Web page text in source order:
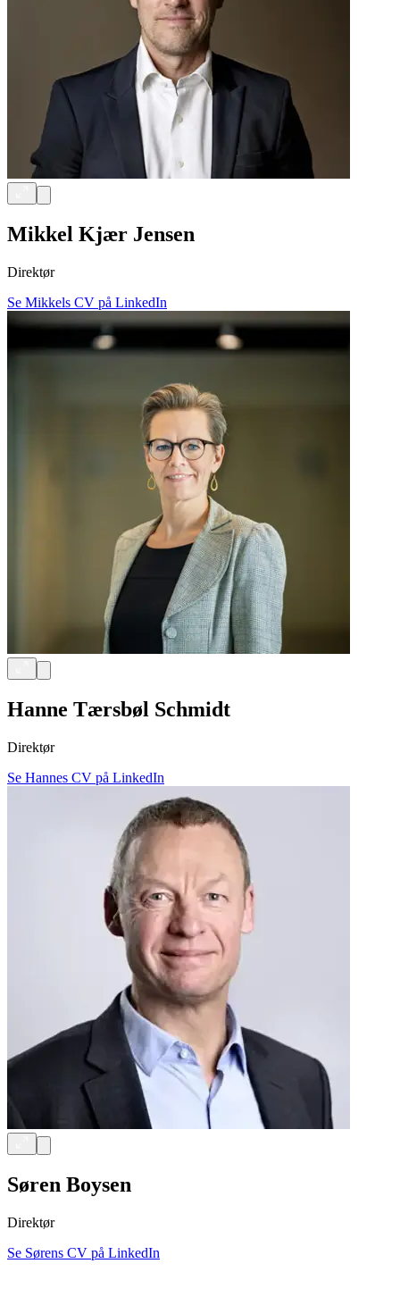
Mikkel Kjær Jensen
Direktør
Se Mikkels CV på LinkedIn
Hanne Tærsbøl Schmidt
Direktør
Se Hannes CV på LinkedIn
Søren Boysen
Direktør
Se Sørens CV på LinkedIn